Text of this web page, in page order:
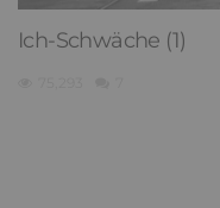
Ich-Schwäche (1)